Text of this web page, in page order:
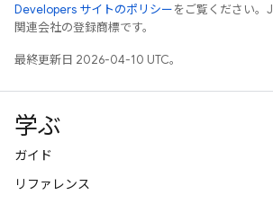
Developers サイトのポリシーをご覧ください
関連会社の登録商標です。
最終更新日 2026-04-10 UTC。
学ぶ
ガイド
リファレンス